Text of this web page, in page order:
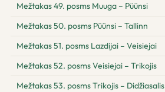
Mežtakas 49. posms Muuga – Püünsi
Mežtakas 50. posms Püünsi – Tallinn
Mežtakas 51. posms Lazdijai – Veisiejai
Mežtakas 52. posms Veisiejai – Trikojis
Mežtakas 53. posms Trikojis – Didžiasalis